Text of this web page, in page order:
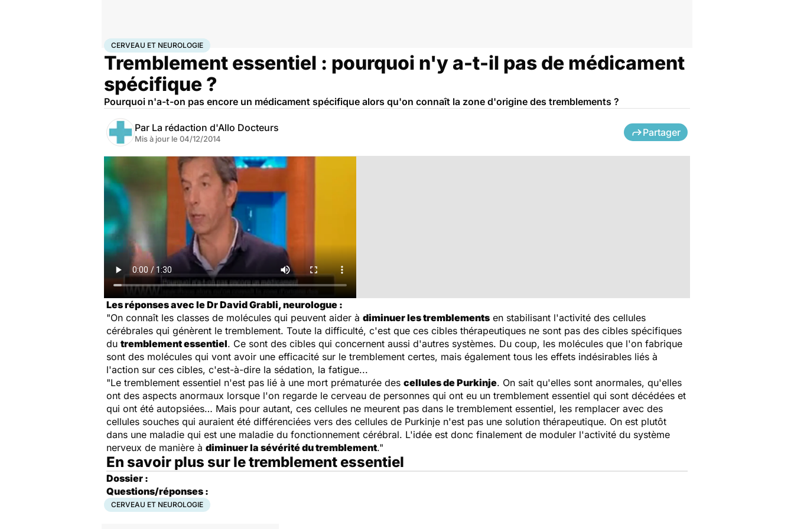
AccueilSantéMaladiesMaladies neurologiques
CERVEAU ET NEUROLOGIE
Tremblement essentiel : pourquoi n'y a-t-il pas de médicament
spécifique ?
Pourquoi n'a-t-on pas encore un médicament spécifique alors qu'on connaît la zone d'origine des tremblements ?
Par La rédaction d'Allo Docteurs
Mis à jour le 04/12/2014
Partager
Les réponses avec le Dr David Grabli, neurologue :
"On connaît les classes de molécules qui peuvent aider à diminuer les tremblements en stabilisant l'activité des cellules
cérébrales qui génèrent le tremblement. Toute la difficulté, c'est que ces cibles thérapeutiques ne sont pas des cibles spécifiques
du tremblement essentiel. Ce sont des cibles qui concernent aussi d'autres systèmes. Du coup, les molécules que l'on fabrique
sont des molécules qui vont avoir une efficacité sur le tremblement certes, mais également tous les effets indésirables liés à
l'action sur ces cibles, c'est-à-dire la sédation, la fatigue...
"Le tremblement essentiel n'est pas lié à une mort prématurée des cellules de Purkinje. On sait qu'elles sont anormales, qu'elles
ont des aspects anormaux lorsque l'on regarde le cerveau de personnes qui ont eu un tremblement essentiel qui sont décédées et
qui ont été autopsiées… Mais pour autant, ces cellules ne meurent pas dans le tremblement essentiel, les remplacer avec des
cellules souches qui auraient été différenciées vers des cellules de Purkinje n'est pas une solution thérapeutique. On est plutôt
dans une maladie qui est une maladie du fonctionnement cérébral. L'idée est donc finalement de moduler l'activité du système
nerveux de manière à diminuer la sévérité du tremblement."
En savoir plus sur le tremblement essentiel
Dossier :
Questions/réponses :
CERVEAU ET NEUROLOGIE